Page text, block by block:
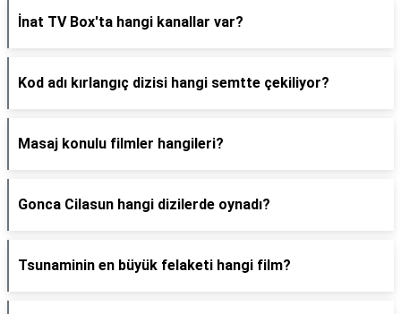
İnat TV Box'ta hangi kanallar var?
Kod adı kırlangıç dizisi hangi semtte çekiliyor?
Masaj konulu filmler hangileri?
Gonca Cilasun hangi dizilerde oynadı?
Tsunaminin en büyük felaketi hangi film?